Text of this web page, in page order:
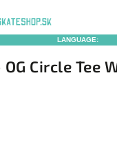
LANGUAGE:
Circle Tee